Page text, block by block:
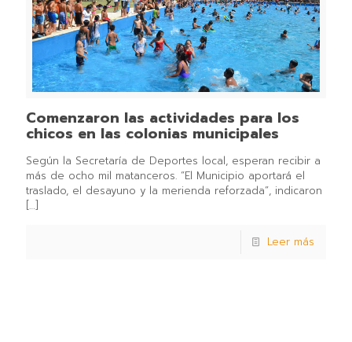
Comenzaron las actividades para los
chicos en las colonias municipales
Según la Secretaría de Deportes local, esperan recibir a
más de ocho mil matanceros. “El Municipio aportará el
traslado, el desayuno y la merienda reforzada”, indicaron
[…]
Leer más